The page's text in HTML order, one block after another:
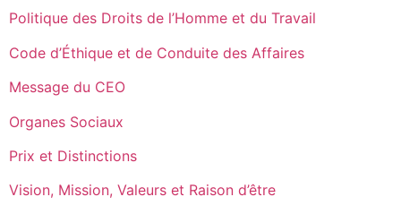
Politique des Droits de l’Homme et du Travail
Code d’Éthique et de Conduite des Affaires
Message du CEO
Organes Sociaux
Prix et Distinctions
Vision, Mission, Valeurs et Raison d’être